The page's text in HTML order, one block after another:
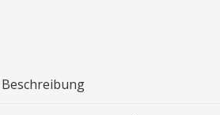
Beschreibung